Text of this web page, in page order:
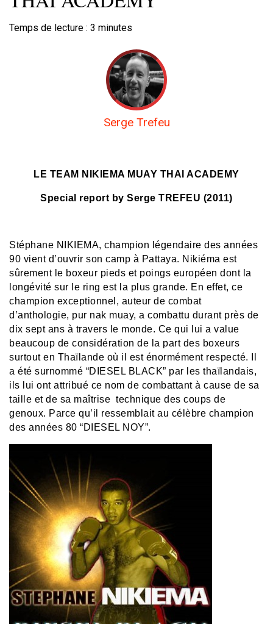
Temps de lecture : 3 minutes
Serge Trefeu
LE TEAM NIKIEMA MUAY THAI ACADEMY
Special report by Serge TREFEU (2011)
Stéphane NIKIEMA, champion légendaire des années
90 vient d’ouvrir son camp à Pattaya. Nikiéma est
sûrement le boxeur pieds et poings européen dont la
longévité sur le ring est la plus grande. En effet, ce
champion exceptionnel, auteur de combat
d’anthologie, pur nak muay, a combattu durant près de
dix sept ans à travers le monde. Ce qui lui a value
beaucoup de considération de la part des boxeurs
surtout en Thaïlande où il est énormément respecté. Il
a été surnommé “DIESEL BLACK” par les thaïlandais,
ils lui ont attribué ce nom de combattant à cause de sa
taille et de sa maîtrise technique des coups de
genoux. Parce qu’il ressemblait au célèbre champion
des années 80 “DIESEL NOY”.